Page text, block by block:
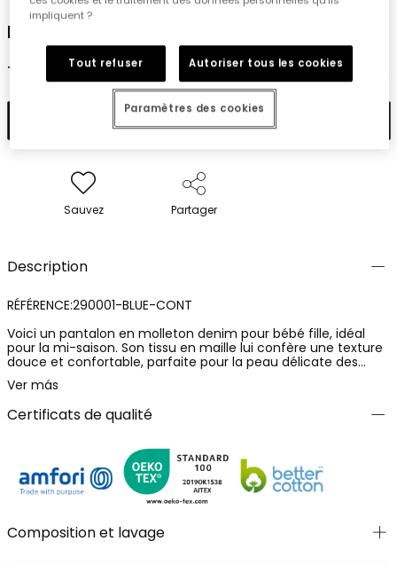
Pantalon en denim bleu marine pour fille
19,90 €
Sauvez Partager
Description
RÉFÉRENCE:290001-BLUE-CONT
Voici un pantalon en molleton denim pour bébé fille, idéal
pour la mi-saison. Son tissu en maille lui confère une texture
douce et confortable, parfaite pour la peau délicate des
tout-petits. Le design est uni, sans décorations, et d'une jolie
couleur bleue. Ce pantalon est disponible dans une large
gamme de tailles, de 6 mois à 8 ans. C'est un vêtement
polyvalent et facile à assortir, qui ne peut pas manquer dans
Ver más
Certificats de qualité
Composition et lavage
impliquent ?
Tout refuser Autoriser tous les cookies
Paramètres des cookies